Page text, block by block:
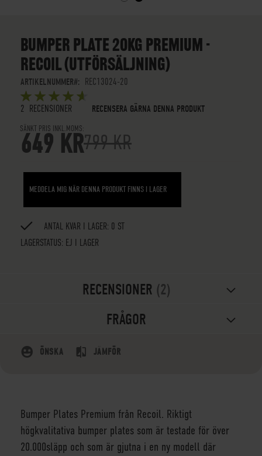
BEGINNING
IMAGES
GALLERY
BUMPER PLATE 20KG PREMIUM -
RECOIL (UTFÖRSÄLJNING)
ARTIKELNUMMER
REC13024-20
BETYG:
5OUT OF5
STARS
2 RECENSIONER RECENSERA GÄRNA DENNA PRODUKT
SÄNKT PRIS INKL.MOMS
649 KR799 KR
MEDDELA MIG NÄR DENNA PRODUKT FINNS I LAGER
LAGERSTATUS: EJ I LAGER
ANTAL KVAR I LAGER: 0 ST
RECENSIONER 2
FRÅGOR
ÖNSKA JÄMFÖR
Bumper Plates Premium från Recoil. Riktigt
högkvalitativa bumper plates som är testade för över
20.000släpp och som är gjutna i en ny modell där